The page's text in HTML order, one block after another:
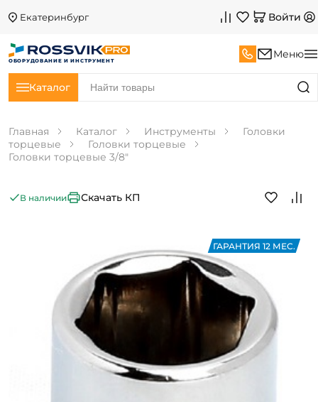
Екатеринбург Войти
ОБОРУДОВАНИЕ И ИНСТРУМЕНТ
Меню
Каталог
Главная Каталог Инструменты
Головки
торцевые
Головки торцевые
Головки торцевые 3/8"
ГАРАНТИЯ 12 МЕС.
В наличии Скачать КП